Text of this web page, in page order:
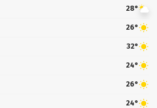
28°
26°
32°
24°
26°
24°